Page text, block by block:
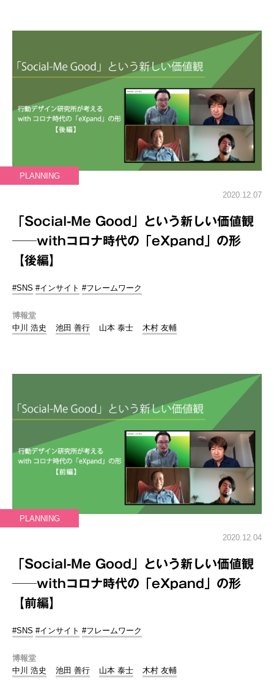
PLANNING
2020.12.07
「Social-Me Good」という新しい価値観
──withコロナ時代の「eXpand」の形
【後編】
#SNS #インサイト #フレームワーク
博報堂
中川 浩史
池田 善行 山本 泰士 木村 友輔
PLANNING
2020.12.04
「Social-Me Good」という新しい価値観
──withコロナ時代の「eXpand」の形
【前編】
#SNS #インサイト #フレームワーク
博報堂
中川 浩史
池田 善行 山本 泰士 木村 友輔